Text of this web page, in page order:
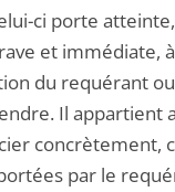
ci porte
et immédiate,
du requérant
Il appartient
concrètement,
par le